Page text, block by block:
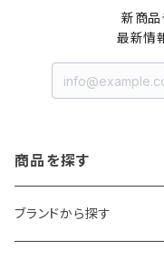
新商品
最新情
商品を探す
ブランドから探す